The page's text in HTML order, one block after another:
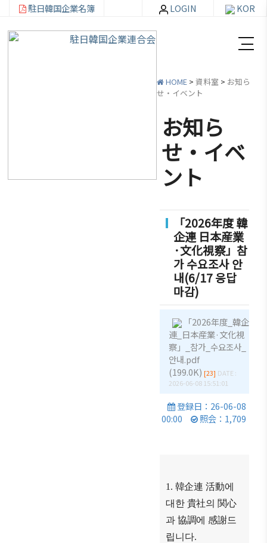
会）
会員社
会員社
からの
資
料
室
お知ら
せ・イ
ベント
貿易通
商情報
セミナ
イベン
ト写真
韓企連
ニュー
ー
関連機
関
サイト
マップ
駐日韓国企業名簿 KOR
LOGIN
HOME > 資料室 > お知ら
せ・イベント
お知ら
せ・イベ
ント
「2026年度 韓
企連 日本産業
·文化視察」참
가 수요조사 안
내(6/17 응답
마감)
「2026年度_韓企
連_日本産業·文化視
察」_참가_수요조사_
안내.pdf
(199.0K) [23] DATE :
2026-06-08 15:51:01
登録日：26-06-08
00:00
照会：1,709
1. 韓企連 活動에
대한 貴社의 関心
과 協調에 感謝드
립니다.